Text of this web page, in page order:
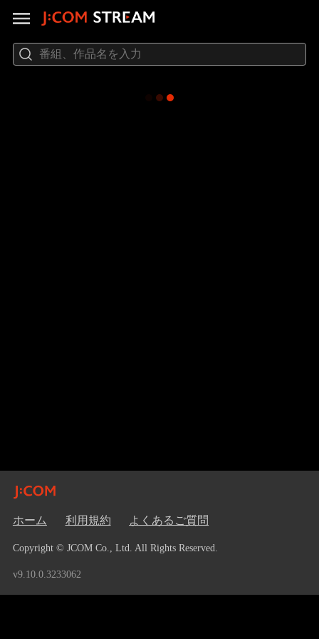
ホーム 利用規約 よくあるご質問
Copyright © JCOM Co., Ltd. All Rights Reserved.
v9.10.0.3233062